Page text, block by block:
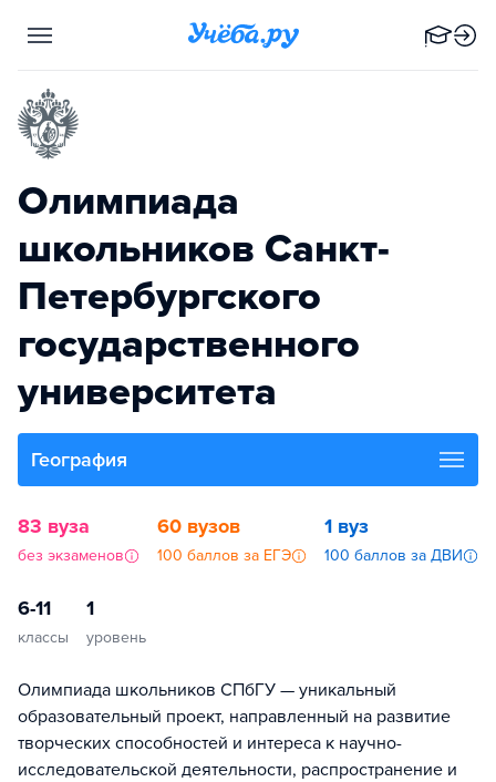
Олимпиада
школьников Санкт-
Петербургского
государственного
университета
География
83 вуза
без экзаменов
60 вузов
100 баллов за ЕГЭ
1 вуз
100 баллов за ДВИ
6-11
классы
1
уровень
Олимпиада школьников СПбГУ — уникальный
образовательный проект, направленный на развитие
творческих способностей и интереса к научно-
исследовательской деятельности, распространение и